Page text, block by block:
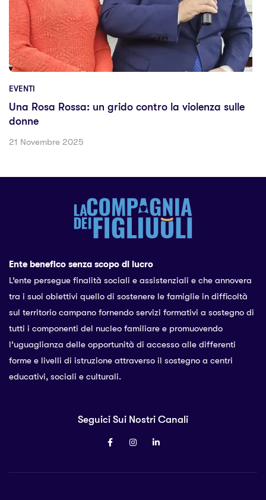
EVENTI
Una Rosa Rossa: un grido contro la violenza sulle
donne
21 Novembre 2025
Ente benefico senza scopo di lucro
L’ente persegue finalità sociali e assistenziali e che annovera
tra i suoi obiettivi quello di sostenere le famiglie in difficoltà
sul territorio campano fornendo servizi formativi a sostegno di
tutti i componenti del nucleo familiare e promuovendo
l’uguaglianza delle opportunità di accesso alle differenti
forme e livelli di istruzione attraverso il sostegno a centri
educativi, sociali e culturali.
Seguici Sui Nostri Canali